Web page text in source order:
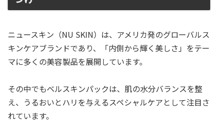
ニュースキン（NU SKIN）は、アメリカ発のグローバルス
キンケアブランドであり、「内側から輝く美しさ」をテー
マに多くの美容製品を展開しています。
その中でもベルスキンパックは、肌の水分バランスを整
え、うるおいとハリを与えるスペシャルケアとして注目さ
れています。